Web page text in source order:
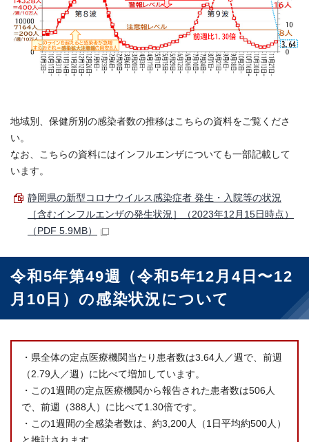
地域別、保健所別の感染者数の推移はこちらの資料をご覧くださ
い。
なお、こちらの資料にはインフルエンザについても一部記載して
います。
静岡県の新型コロナウイルス感染症者 発生・入院等の状況
［含むインフルエンザの発生状況］（2023年12月15日時点）
（PDF 5.9MB）
令和5年第49週（令和5年12月4日〜12
月10日）の感染状況について
・県全体の定点医療機関当たり患者数は3.64人／週で、前週
（2.79人／週）に比べて増加しています。
・この1週間の定点医療機関から報告された患者数は506人
で、前週（388人）に比べて1.30倍です。
・この1週間の全感染者数は、約3,200人（1日平均約500人）